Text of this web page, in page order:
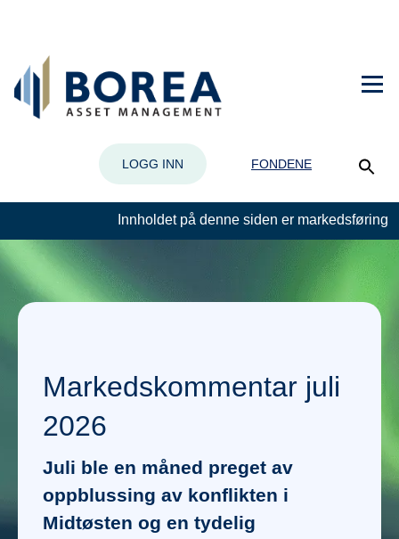
LOGG INN FONDENE
Innholdet på denne siden er markedsføring
Markedskommentar juli
2026
Juli ble en måned preget av
oppblussing av konflikten i
Midtøsten og en tydelig